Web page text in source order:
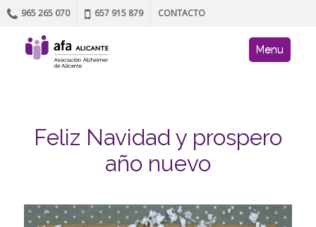
965 265 070 657 915 879 CONTACTO
AFA site
Skip to content
Menu
Feliz Navidad y prospero
año nuevo